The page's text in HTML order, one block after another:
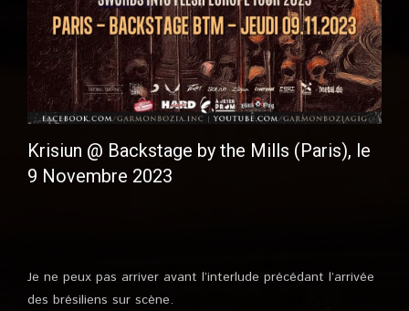
Krisiun @ Backstage by the Mills (Paris), le
9 Novembre 2023
Je ne peux pas arriver avant l’interlude précédant l’arrivée
des brésiliens sur scène.